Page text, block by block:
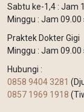
Sabtu ke-1,4 : Jam
Minggu : Jam 09.00
Praktek Dokter Gigi
Minggu : Jam 09.00
Hubungi :
0858 9404 3281
0857 1969 1918